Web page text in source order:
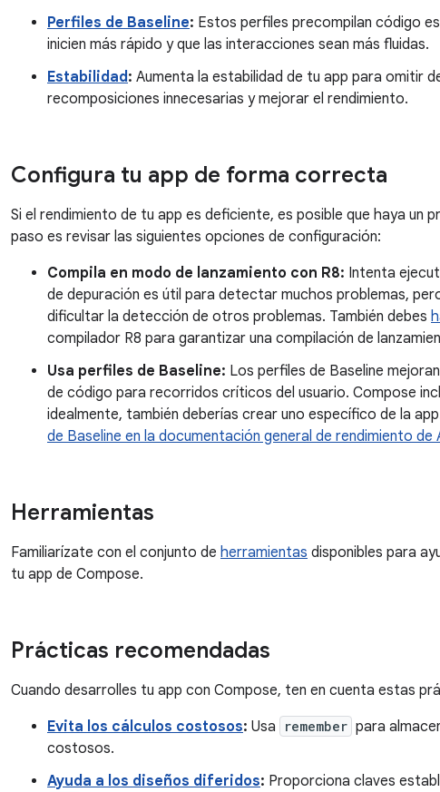
Perfiles de Baseline: Estos perfiles precompilan código
inicien más rápido y que las interacciones sean más fluidas.
Estabilidad : Aumenta la estabilidad de tu app para omitir
recomposiciones innecesarias y mejorar el rendimiento.
Configura tu app de forma correcta
Si el rendimiento de tu app es deficiente, es posible que haya un
paso es revisar las siguientes opciones de configuración:
Compila en modo de lanzamiento con R8: Intenta
de depuración es útil para detectar muchos problemas,
dificultar la detección de otros problemas. También debes
compilador R8 para garantizar una compilación de
Usa perfiles de Baseline: Los perfiles de Baseline
de código para recorridos críticos del usuario. Compose
idealmente, también deberías crear uno específico de la
de Baseline en la documentación general de rendimiento de
Herramientas
Familiarízate con el conjunto de herramientas disponibles para
tu app de Compose.
Prácticas recomendadas
Cuando desarrolles tu app con Compose, ten en cuenta estas
Evita los cálculos costosos: Usa remember para
costosos.
Ayuda a los diseños diferidos: Proporciona claves